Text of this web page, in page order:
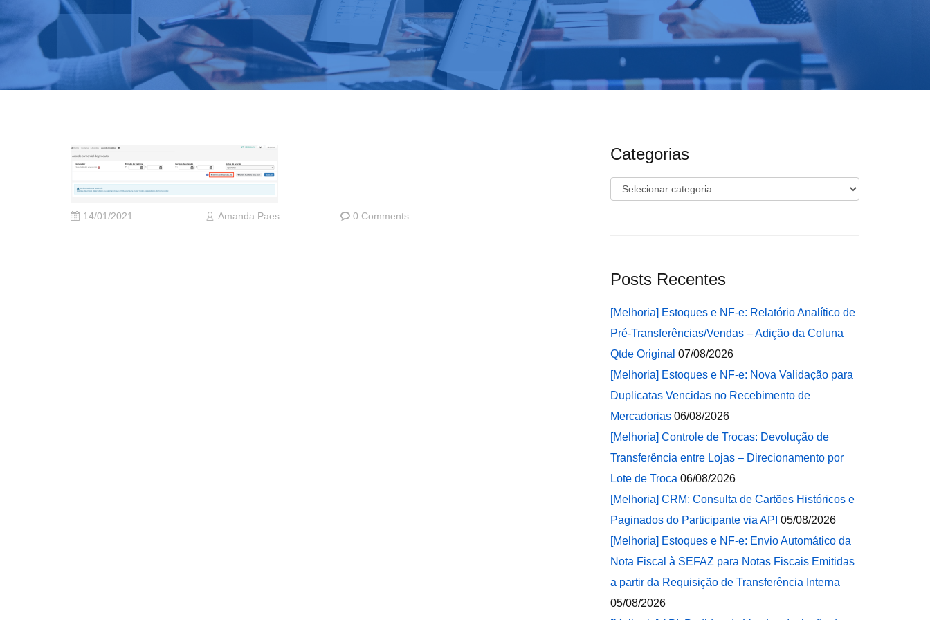
14/01/2021 Amanda Paes 0 Comments
Categorias
Categorias
Posts Recentes
[Melhoria] Estoques e NF-e: Relatório Analítico de
Pré-Transferências/Vendas – Adição da Coluna
Qtde Original 07/08/2026
[Melhoria] Estoques e NF-e: Nova Validação para
Duplicatas Vencidas no Recebimento de
Mercadorias 06/08/2026
[Melhoria] Controle de Trocas: Devolução de
Transferência entre Lojas – Direcionamento por
Lote de Troca 06/08/2026
[Melhoria] CRM: Consulta de Cartões Históricos e
Paginados do Participante via API 05/08/2026
[Melhoria] Estoques e NF-e: Envio Automático da
Nota Fiscal à SEFAZ para Notas Fiscais Emitidas
a partir da Requisição de Transferência Interna
05/08/2026